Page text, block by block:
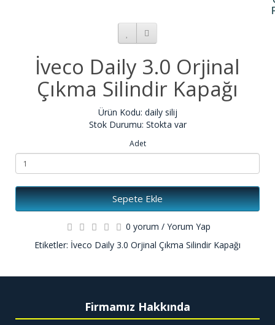
İveco Daily 3.0 Orjinal
Çıkma Silindir Kapağı
Ürün Kodu: daily silij
Stok Durumu: Stokta var
Adet
Sepete Ekle
0 yorum / Yorum Yap
Etiketler: İveco Daily 3.0 Orjinal Çıkma Silindir Kapağı
Firmamız Hakkında